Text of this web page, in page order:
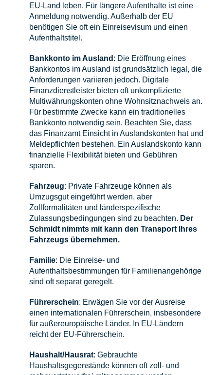
EU-Land leben. Für längere Aufenthalte ist eine
Anmeldung notwendig. Außerhalb der EU
benötigen Sie oft ein Einreisevisum und einen
Aufenthaltstitel.
Bankkonto im Ausland : Die Eröffnung eines
Bankkontos im Ausland ist grundsätzlich legal, die
Anforderungen variieren jedoch. Digitale
Finanzdienstleister bieten oft unkomplizierte
Multiwährungskonten ohne Wohnsitznachweis an.
Für bestimmte Zwecke kann ein traditionelles
Bankkonto notwendig sein. Beachten Sie, dass
das Finanzamt Einsicht in Auslandskonten hat und
Meldepflichten bestehen. Ein Auslandskonto kann
finanzielle Flexibilität bieten und Gebühren
sparen.
Fahrzeug: Private Fahrzeuge können als
Umzugsgut eingeführt werden, aber
Zollformalitäten und länderspezifische
Zulassungsbedingungen sind zu beachten. Der
Schmidt nimmts mit kann den Transport Ihres
Fahrzeugs übernehmen.
Familie: Die Einreise- und
Aufenthaltsbestimmungen für Familienangehörige
sind oft separat geregelt.
Führerschein: Erwägen Sie vor der Ausreise
einen internationalen Führerschein, insbesondere
für außereuropäische Länder. In EU-Ländern
reicht der EU-Führerschein.
Haushalt/Hausrat: Gebrauchte
Haushaltsgegenstände können oft zoll- und